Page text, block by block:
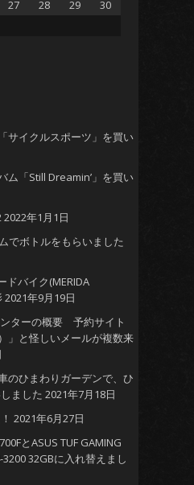
27 28 29
30
サイクルスポーツ」を買い
ム「Still Dreamin’」を買い
2022年1月1日
でボトルをもらいました
ドバイク(MERIDA
2021年9月19日
ンターの概要 予約サイト
」と怪しいメールが複数来
のひまわりガーデンで、ひ
ました 2021年7月18日
2021年6月27日
とASUS TUF GAMING
3200 32GBに入れ替えまし